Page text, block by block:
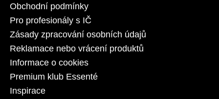
u
j
e
m
e
ESSENTÉ
JEMNÁ
Obchodní podmínky
Pro profesionály s IČ
Zásady zpracování osobních údajů
Reklamace nebo vrácení produktů
Informace o cookies
Premium klub Essenté
Inspirace